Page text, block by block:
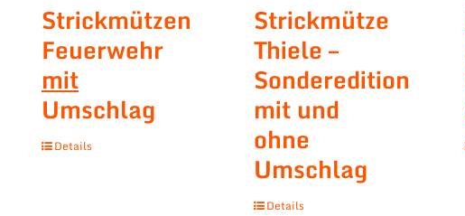
Strickmützen
Feuerwehr
mit
Umschlag
Details
Strickmütze
Thiele –
Sonderedition
mit und
ohne
Umschlag
Details